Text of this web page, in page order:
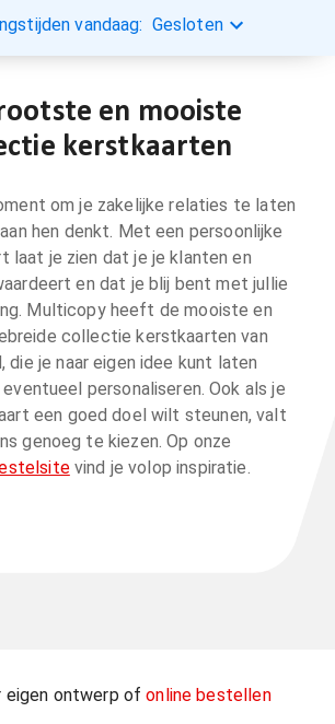
vandaag: Gesloten
en mooiste
kerstkaarten
om je zakelijke relaties te laten
hen denkt. Met een persoonlijke
laat je zien dat je je klanten en
en dat je blij bent met jullie
Multicopy heeft de mooiste en
collectie kerstkaarten van
die je naar eigen idee kunt laten
personaliseren. Ook als je
een goed doel wilt steunen, valt
genoeg te kiezen. Op onze
vind je volop inspiratie.
eigen ontwerp ofonline bestellen